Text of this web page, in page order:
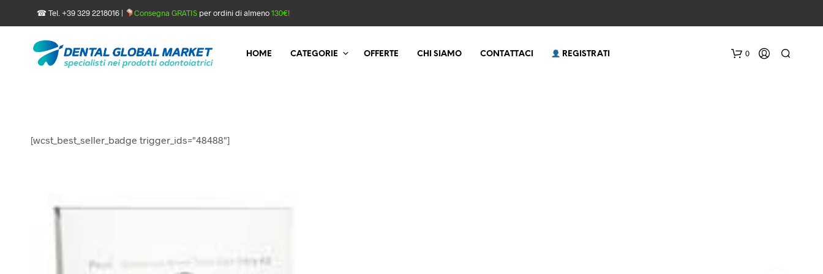
☎ Tel. +39 329 2218016 | Consegna GRATISper ordini di almeno130€!
HOME CATEGORIE OFFERTE CHI SIAMO CONTATTACI REGISTRATI 0
[wcst_best_seller_badge trigger_ids="48488"]